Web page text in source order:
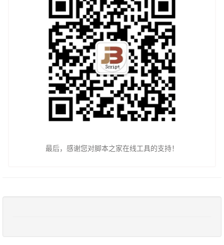
最后，感谢您对脚本之家在线工具的支持！